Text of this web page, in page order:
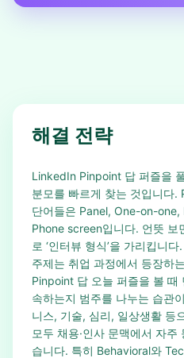
해결 전략
LinkedIn Pinpoint 답 퍼즐을
분모를 빠르게 찾는 것입니다
단어들은 Panel, One-on-
Phone screen입니다. 언뜻 보
로 ‘인터뷰 형식’을 가리킵니
주제는 취업 과정에서 등장하
Pinpoint 답 오늘 퍼즐을 볼 때
속하는지 범주를 나누는 습관
니스, 기술, 심리, 일상생활 등
모두 채용·인사 문맥에서 자
습니다. 특히 Behavioral와